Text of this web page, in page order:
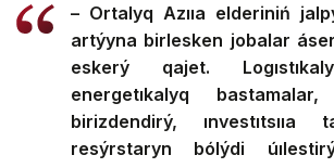
– Ortalyq Azııa elderiniń
artýyna birlesken jobalar
eskerý qajet.
energetıkalyq
birizdendirý,
resýrstaryn bólýdi